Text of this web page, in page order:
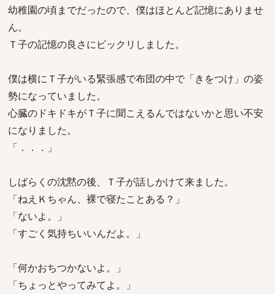
幼稚園の頃までだったので、僕はほとんど記憶にありませ
ん。
Ｔ子の記憶の良さにビックリしました。
僕は横にＴ子がいる緊張感で布団の中で「きをつけ」の姿
勢になっていました。
心臓のドキドキがＴ子に聞こえるんではないかと思い不安
になりました。
「．．．」
しばらくの沈黙の後、Ｔ子が話しかけて来ました。
「ねえＫちゃん、裸で寝たことある？」
「ないよ。」
「すごく気持ちいいんだよ。」
「何かおちつかないよ。」
「ちょっとやってみてよ。」